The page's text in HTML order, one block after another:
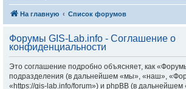
На главную Список форумов
Форумы GIS-Lab.info - Соглашение о
конфиденциальности
Это соглашение подробно объясняет, как
подразделения (в дальнейшем «мы», «наш»,
«https://gis-lab.info/forum») и phpBB (в дальнейшем